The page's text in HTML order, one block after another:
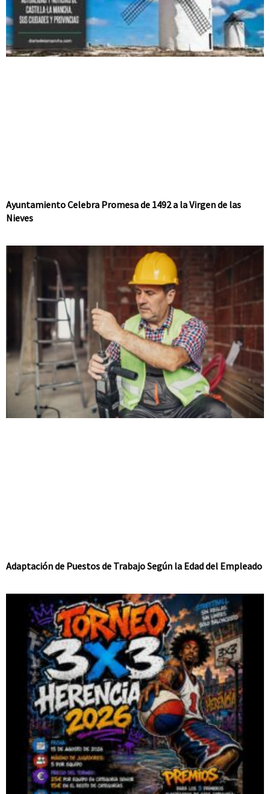
Ayuntamiento Celebra Promesa de 1492 a la Virgen de las
Nieves
Adaptación de Puestos de Trabajo Según la Edad del Empleado